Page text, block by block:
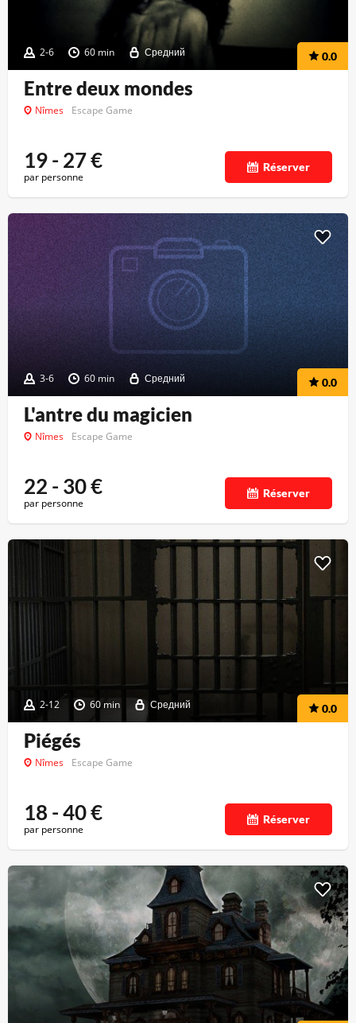
2-6 60 min Средний 0.0
Entre deux mondes
Nîmes Escape Game
19 - 27€
par personne
Réserver
3-6 60 min Средний 0.0
L'antre du magicien
Nîmes Escape Game
22 - 30€
par personne
Réserver
2-12 60 min Средний 0.0
Piégés
Nîmes Escape Game
18 - 40€
par personne
Réserver